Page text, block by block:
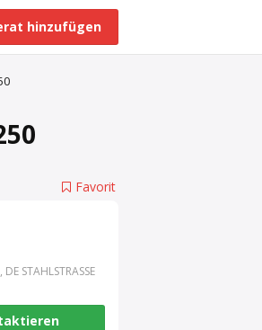
hinzufügen
Favorit
STAHLSTRASSE 3